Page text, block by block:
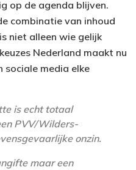
op de agenda blijven.
combinatie van inhoud
niet alleen wie gelijk
Nederland maakt nu
sociale media elke
is echt totaal
PVV/Wilders-
onzin.
maar een